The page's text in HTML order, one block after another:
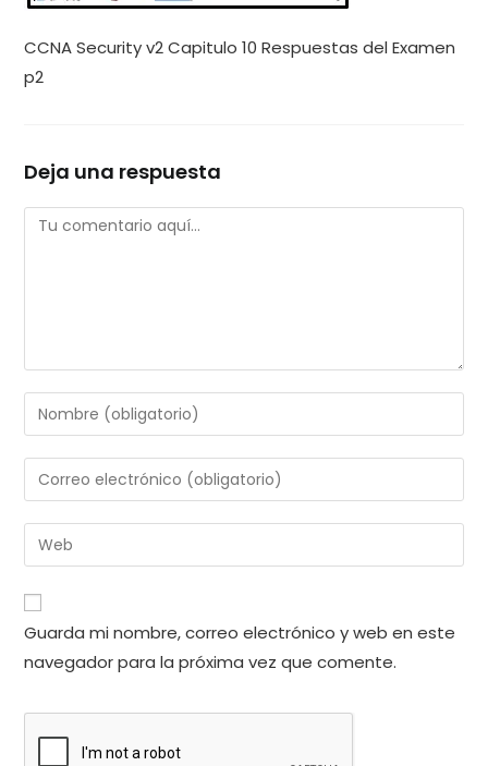
CCNA Security v2 Capitulo 10 Respuestas del Examen
p2
Deja una respuesta
Comentario
Introduce
tu
nombre
de
usuario
para
comentar
Introduce
tu
dirección
de
electrónico
para
comentar
Introduce
la
URL
de
tu
web
Guarda mi nombre, correo electrónico y web en este
navegador para la próxima vez que comente.